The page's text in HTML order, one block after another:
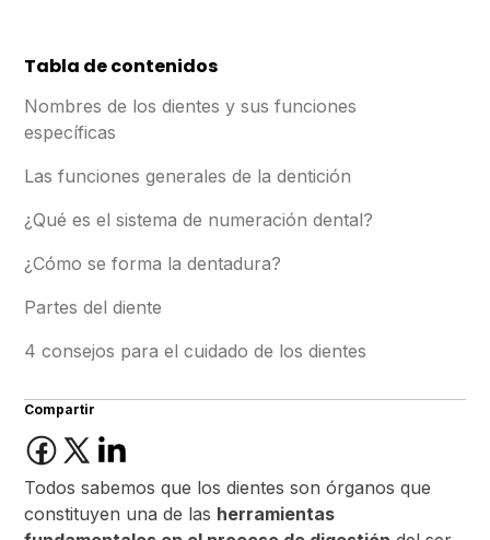
Tabla de contenidos
Nombres de los dientes y sus funciones
específicas
Las funciones generales de la dentición
¿Qué es el sistema de numeración dental?
¿Cómo se forma la dentadura?
Partes del diente
4 consejos para el cuidado de los dientes
Compartir
Todos sabemos que los dientes son órganos que
constituyen una de las herramientas